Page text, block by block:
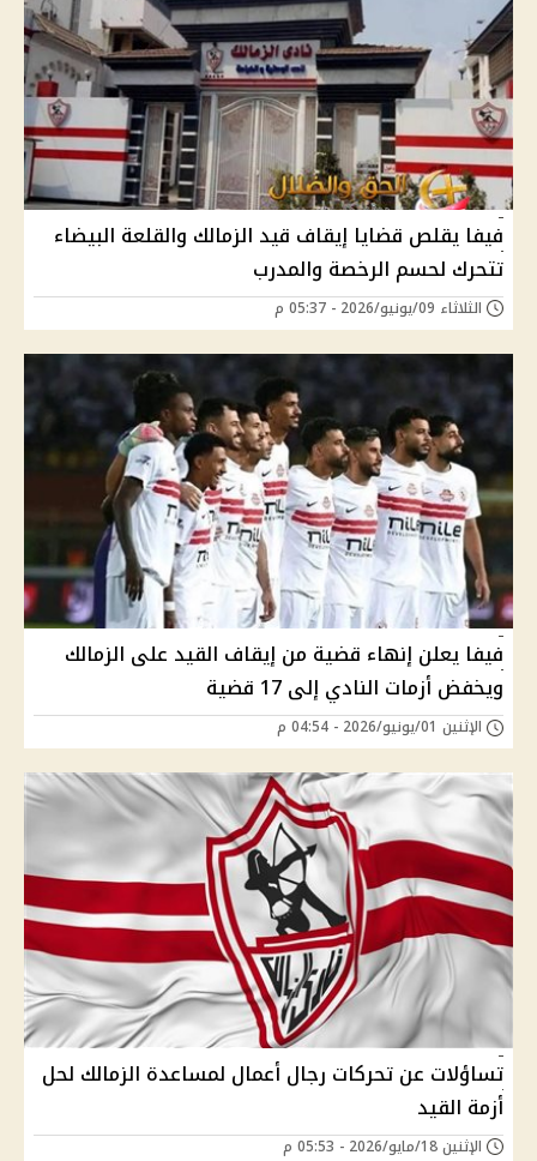
فيفا يقلص قضايا إيقاف قيد الزمالك والقلعة البيضاء
تتحرك لحسم الرخصة والمدرب
الثلاثاء 09/يونيو/2026 - 05:37 م
فيفا يعلن إنهاء قضية من إيقاف القيد على الزمالك
ويخفض أزمات النادي إلى 17 قضية
الإثنين 01/يونيو/2026 - 04:54 م
تساؤلات عن تحركات رجال أعمال لمساعدة الزمالك لحل
أزمة القيد
الإثنين 18/مايو/2026 - 05:53 م